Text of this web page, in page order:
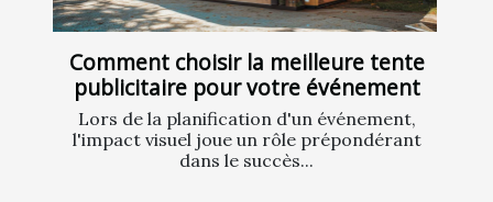
Comment choisir la meilleure tente
publicitaire pour votre événement
Lors de la planification d'un événement,
l'impact visuel joue un rôle prépondérant
dans le succès...